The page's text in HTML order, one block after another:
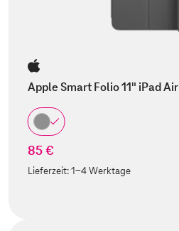
Apple Smart Folio 11" iPad Air
85 €
Lieferzeit:1-4 Werktage